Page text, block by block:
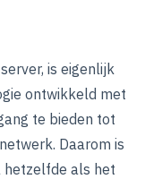
is eigenlijk
ontwikkeld met
te bieden tot
Daarom is
hetzelfde als het